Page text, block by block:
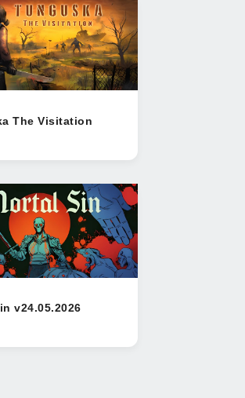
The Visitation
v24.05.2026